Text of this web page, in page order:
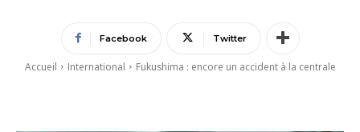
Facebook Twitter
Accueil International Fukushima : encore un accident à la centrale